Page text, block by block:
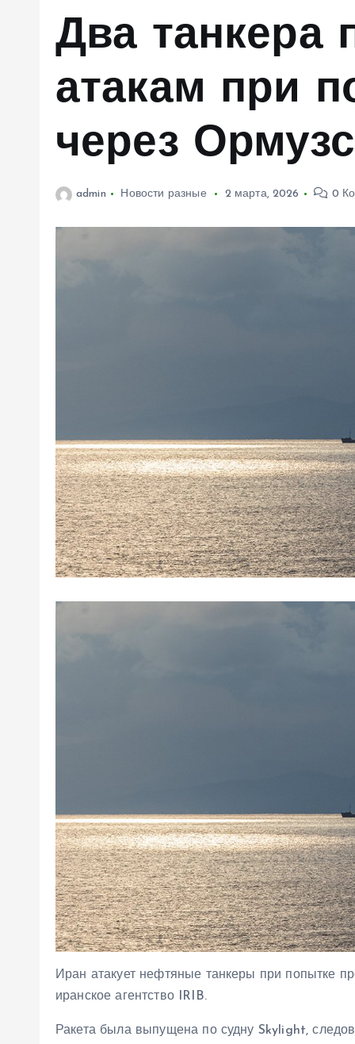
Два танкера
атакам при
через
admin Новости разные 2 марта, 2026 0
Иран атакует нефтяные танкеры при попытке
иранское агентство IRIB.
Ракета была выпущена по судну Skylight,